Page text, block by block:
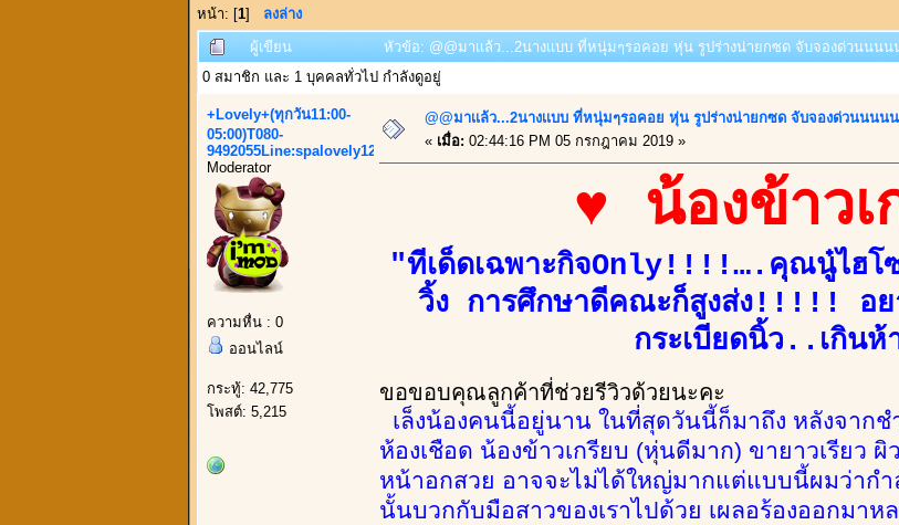
หน้า: [1] ลงล่าง
ผู้เขียน
หัวข้อ: @@มาเเล้ว...2นางเเบบ ที่หนุ่มๆรอคอย หุ่น รูปร่างน่ายกซด จับจองด่วนนน
0 สมาชิก และ 1 บุคคลทั่วไป กำลังดูอยู่
+Lovely+(ทุกวัน11:00-
05:00)T080-
9492055Line:spalovely123
Moderator
ความหื่น : 0
ออนไลน์
กระทู้: 42,775
โพสต์: 5,215
@@มาเเล้ว...2นางเเบบ ที่หนุ่มๆรอคอย หุ่น รูปร่างน่ายกซด จับจองด่วนนนน
« เมื่อ: 02:44:16 PM 05 กรกฎาคม 2019 »
♥ น้องข้าว
"ทีเด็ดเฉพาะกิจOnly!!!!….คุณนู๋ไ
วิ้ง การศึกษาดีคณะก็สูงส่ง!!!!! อย
กระเบียดนิ้ว..เกิน
ขอขอบคุณลูกค้าที่ช่วยรีวิวด้วยนะคะ
เล็งน้องคนนี้อยู่นาน ในที่สุดวันนี้ก็มาถึง หลังจาก
ห้องเชือด น้องข้าวเกรียบ (หุ่นดีมาก) ขายาวเรียว
หน้าอกสวย อาจจะไม่ได้ใหญ่มากแต่แบบนี้ผมว่ากำ
นั้นบวกกับมือสาวของเราไปด้วย เผลอร้องออกมาห